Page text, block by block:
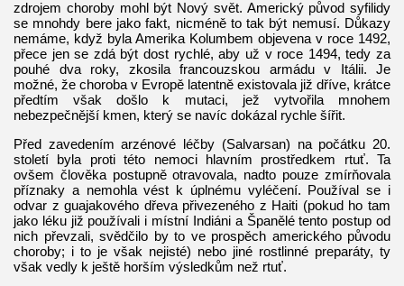
zdrojem choroby mohl být Nový svět. Americký původ syfilidy
se mnohdy bere jako fakt, nicméně to tak být nemusí. Důkazy
nemáme, když byla Amerika Kolumbem objevena v roce 1492,
přece jen se zdá být dost rychlé, aby už v roce 1494, tedy za
pouhé dva roky, zkosila francouzskou armádu v Itálii. Je
možné, že choroba v Evropě latentně existovala již dříve, krátce
předtím však došlo k mutaci, jež vytvořila mnohem
nebezpečnější kmen, který se navíc dokázal rychle šířit.
Před zavedením arzénové léčby (Salvarsan) na počátku 20.
století byla proti této nemoci hlavním prostředkem rtuť. Ta
ovšem člověka postupně otravovala, nadto pouze zmírňovala
příznaky a nemohla vést k úplnému vyléčení. Používal se i
odvar z guajakového dřeva přivezeného z Haiti (pokud ho tam
jako léku již používali i místní Indiáni a Španělé tento postup od
nich převzali, svědčilo by to ve prospěch amerického původu
choroby; i to je však nejisté) nebo jiné rostlinné preparáty, ty
však vedly k ještě horším výsledkům než rtuť.